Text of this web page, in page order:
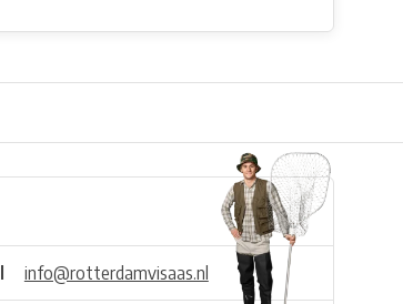
info@rotterdamvisaas.nl